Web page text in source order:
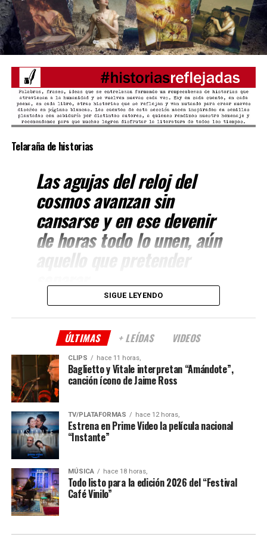
ahora suma “Última fila” como continuidad de su
exploración narrativa.
Comparte esto:
histórica
Luciérnagas en la oscuridad– Camila Mora
historia de amor entre cicatrices y secretos, donde las
personas más rotas pueden iluminar la vida del otro.
Romance contemporáneo que convierte heridas en luz.
Perfecto deseo
Telaraña de historias
Las agujas del reloj del
cosmos avanzan sin
cansarse y en ese devenir
de horas todo lo unen, aún
aquello que pretender
separar.
Cada cosa sucede en el
momento exacto, en la
sabiduría del tiempo que
siempre repara. De repente
lo malo se convierte en
bueno y aquello que se
encuentra perdido, es de
pronto un encuentro
sublime.
Huecos de dolor
SIGUE LEYENDO
ÚLTIMAS + LEÍDAS VIDEOS
CLIPS hace 11 horas,
Baglietto y Vitale interpretan “Amándote”,
canción ícono de Jaime Ross
TV/PLATAFORMAS hace 12 horas,
Estrena en Prime Video la película nacional
“Instante”
MÚSICA hace 18 horas,
Todo listo para la edición 2026 del “Festival
Café Vinilo”